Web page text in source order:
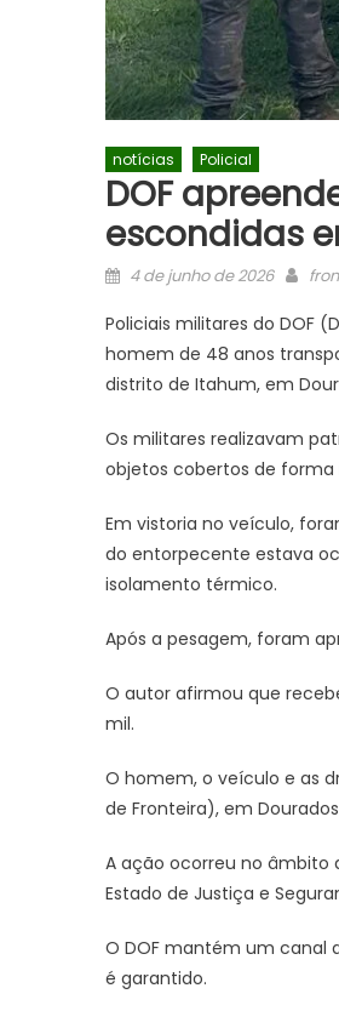
notícias Policial
DOF
escondidas
Posted
4 de junho de 2026
Policiais militares do DOF
homem de 48 anos
distrito de Itahum, em
Os militares realizavam
objetos cobertos de forma
Em vistoria no veículo,
do entorpecente estava
isolamento térmico.
Após a pesagem, foram
O autor afirmou que
mil.
O homem, o veículo e as
de Fronteira), em
A ação ocorreu no âmbito
Estado de Justiça e
O DOF mantém um canal
é garantido.